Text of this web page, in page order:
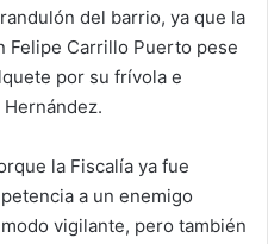
del barrio, ya que la
Felipe Carrillo Puerto pese
por su frívola e
la Fiscalía ya fue
a un enemigo
vigilante, pero también